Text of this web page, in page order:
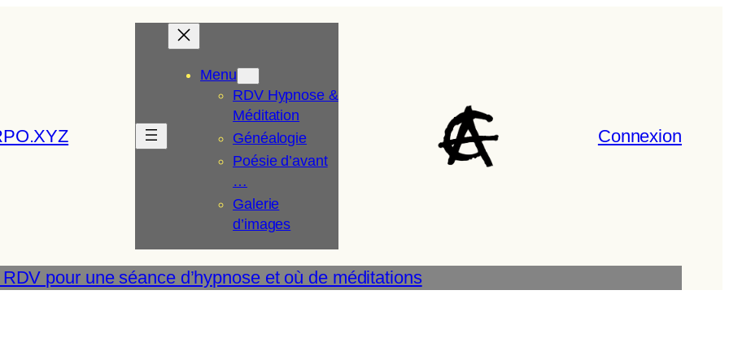
Menu
RDV Hypnose &
Méditation
Généalogie
Poésie d’avant
…
Galerie
d’images
Connexion
pour une séance d’hypnose et où de méditations